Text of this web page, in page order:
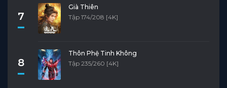
7
Già Thiên
Tập 174/208 [4K]
8
Thôn Phệ Tinh Không
Tập 235/260 [4K]